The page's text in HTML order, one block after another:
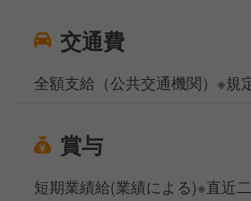
交通費
全額支給（公共交通機関）※規
賞与
短期業績給(業績による)※直近